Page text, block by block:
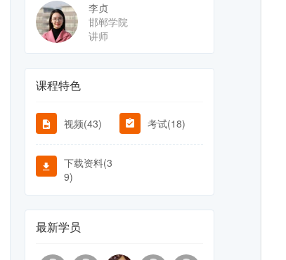
李贞
邯郸学院
讲师
课程特色
视频(43) 考试(18)
下载资料(3
9)
最新学员